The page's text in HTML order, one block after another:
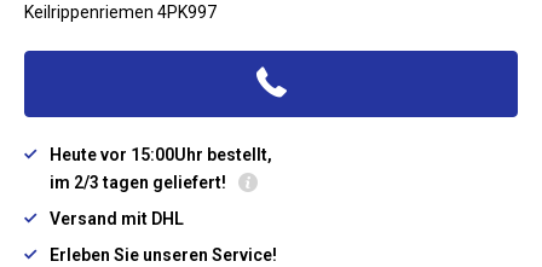
Keilrippenriemen 4PK997
Heute vor 15:00Uhr bestellt,
im 2/3 tagen geliefert!
Versand mit DHL
Erleben Sie unseren Service!